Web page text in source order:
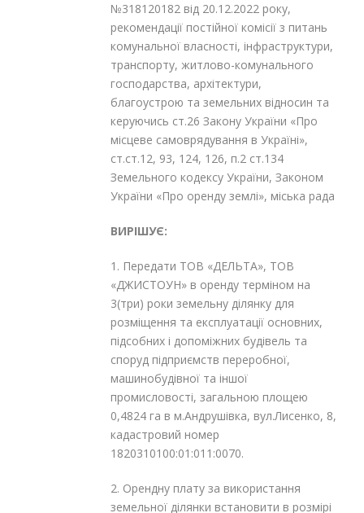
№318120182 від 20.12.2022 року,
рекомендації постійної комісії з питань
комунальної власності, інфраструктури,
транспорту, житлово-комунального
господарства, архітектури,
благоустрою та земельних відносин та
керуючись ст.26 Закону України «Про
місцеве самоврядування в Україні»,
ст.ст.12, 93, 124, 126, п.2 ст.134
Земельного кодексу України, Законом
України «Про оренду землі», міська рада
ВИРІШУЄ:
1. Передати ТОВ «ДЕЛЬТА», ТОВ
«ДЖИСТОУН» в оренду терміном на
3(три) роки земельну ділянку для
розміщення та експлуатації основних,
підсобних і допоміжних будівель та
споруд підприємств переробної,
машинобудівної та іншої
промисловості, загальною площею
0,4824 га в м.Андрушівка, вул.Лисенко, 8,
кадастровий номер
1820310100:01:011:0070.
2. Орендну плату за використання
земельної ділянки встановити в розмірі